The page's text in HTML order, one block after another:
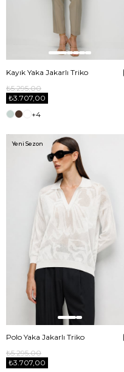
Kayık Yaka Jakarlı Triko
₺3.707,00
₺5.295,00
+4
Polo Yaka Jakarlı Triko
₺3.707,00
₺5.295,00
Yeni Sezon